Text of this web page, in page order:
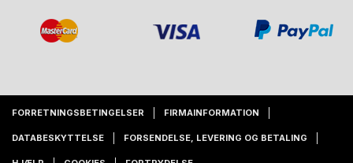
FORRETNINGSBETINGELSER FIRMAINFORMATION
DATABESKYTTELSE FORSENDELSE, LEVERING OG BETALING